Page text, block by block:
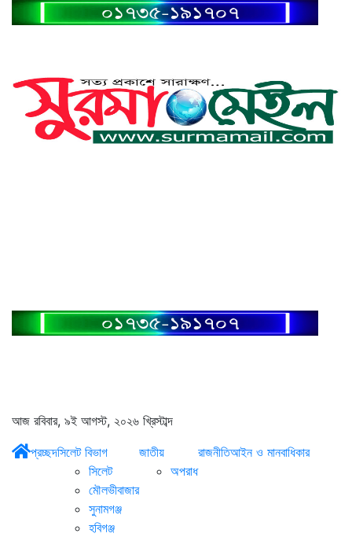
আজ রবিবার, ৯ই আগস্ট, ২০২৬ খ্রিস্টাব্দ
প্রচ্ছদসিলেট বিভাগ
সিলেট
মৌলভীবাজার
সুনামগঞ্জ
হবিগঞ্জ
জাতীয়
অপরাধ
রাজনীতিআইন ও মানবাধিকার